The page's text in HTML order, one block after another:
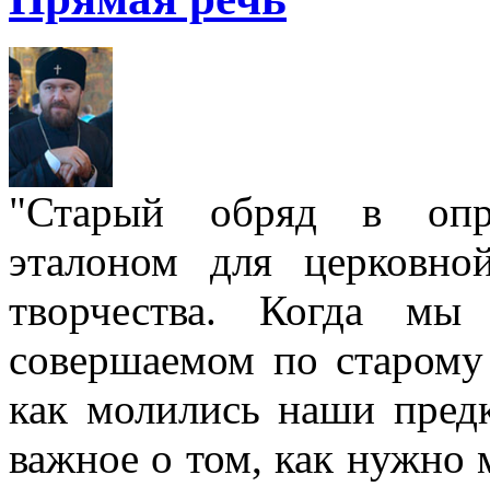
"Старый обряд в
эталоном для
творчества. Когда мы
совершаемом по
как молились наши
важное о том, как нужно